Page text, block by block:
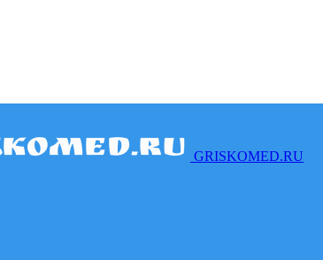
GRISKOMED.RU